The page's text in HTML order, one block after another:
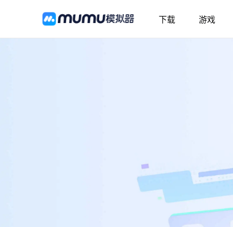
下载 游戏